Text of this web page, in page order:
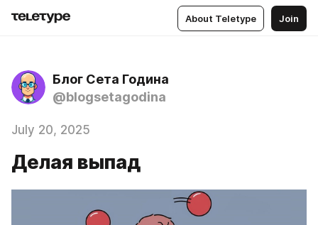
About Teletype Join
Блог Сета Година
@blogsetagodina
July 20, 2025
Делая выпад